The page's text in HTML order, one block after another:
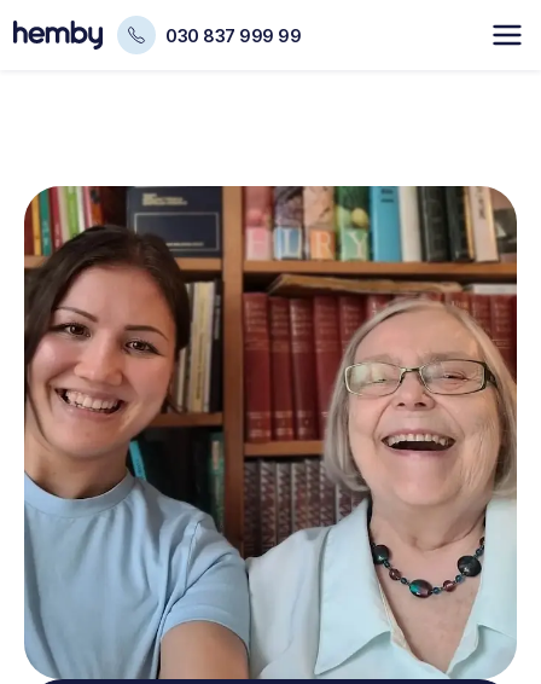
030 837 999 99